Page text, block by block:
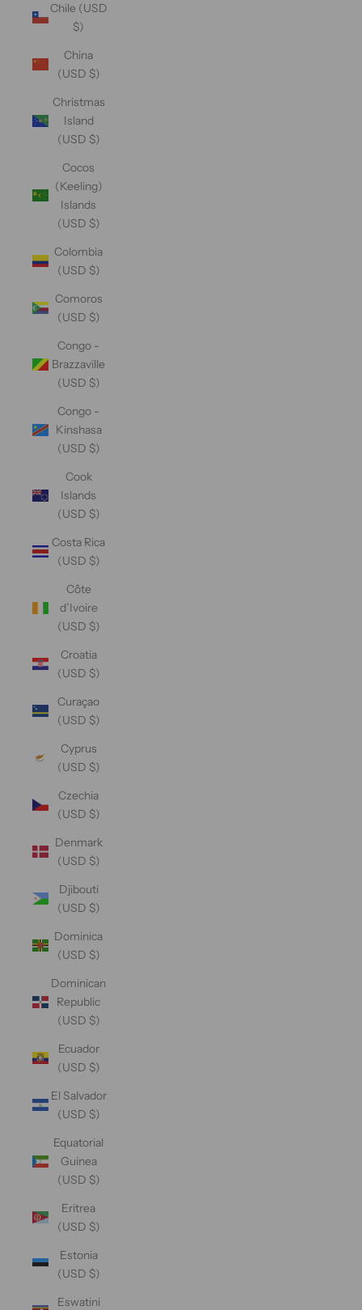
Chile (USD
$)
China
(USD $)
Christmas
Island
(USD $)
Cocos
(Keeling)
Islands
(USD $)
Colombia
(USD $)
Comoros
(USD $)
Congo -
Brazzaville
(USD $)
Congo -
Kinshasa
(USD $)
Cook
Islands
(USD $)
Costa Rica
(USD $)
Côte
d’Ivoire
(USD $)
Croatia
(USD $)
Curaçao
(USD $)
Cyprus
(USD $)
Czechia
(USD $)
Denmark
(USD $)
Djibouti
(USD $)
Dominica
(USD $)
Dominican
Republic
(USD $)
Ecuador
(USD $)
El Salvador
(USD $)
Equatorial
Guinea
(USD $)
Eritrea
(USD $)
Estonia
(USD $)
Eswatini